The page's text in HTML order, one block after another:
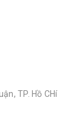
TP. Hồ CHí